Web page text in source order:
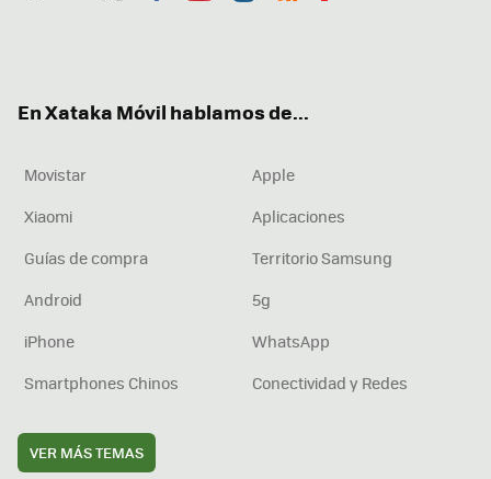
En Xataka Móvil hablamos de...
Movistar
Apple
Xiaomi
Aplicaciones
Guías de compra
Territorio Samsung
Android
5g
iPhone
WhatsApp
Smartphones Chinos
Conectividad y Redes
VER MÁS TEMAS